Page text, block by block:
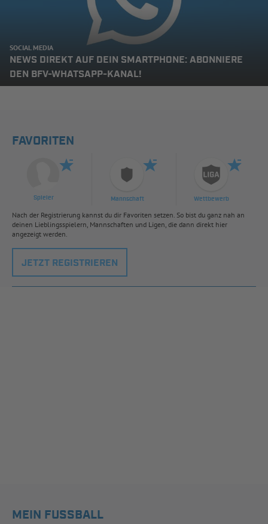
SOCIAL MEDIA
NEWS DIREKT AUF DEIN SMARTPHONE: ABONNIERE
DEN BFV-WHATSAPP-KANAL!
FAVORITEN
Spieler Mannschaft Wettbewerb
Nach der Registrierung kannst du dir Favoriten setzen. So bist du ganz nah an
deinen Lieblingsspielern, Mannschaften und Ligen, die dann direkt hier
angezeigt werden.
JETZT REGISTRIEREN
MEIN FUSSBALL